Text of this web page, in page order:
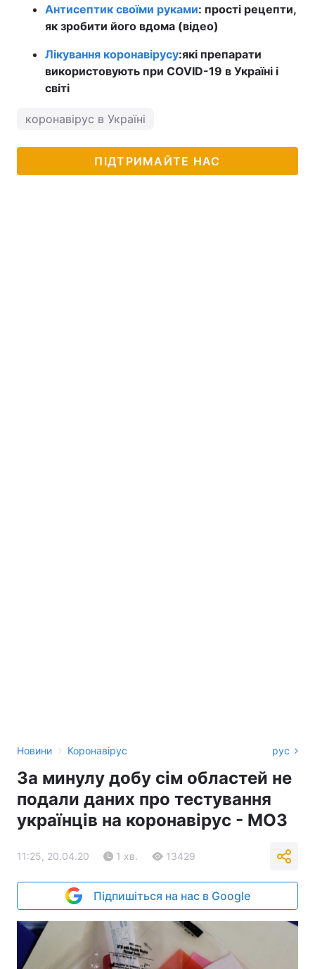
Антисептик своїми руками: прості рецепти,
як зробити його вдома (відео)
Лікування коронавірусу:які препарати
використовують при COVID-19 в Україні і
світі
коронавірус в Україні
ПІДТРИМАЙТЕ НАС
Новини › Коронавірус рус
За минулу добу сім областей не
подали даних про тестування
українців на коронавірус - МОЗ
11:25, 20.04.20 1 хв. 13429
Підпишіться на нас в Google